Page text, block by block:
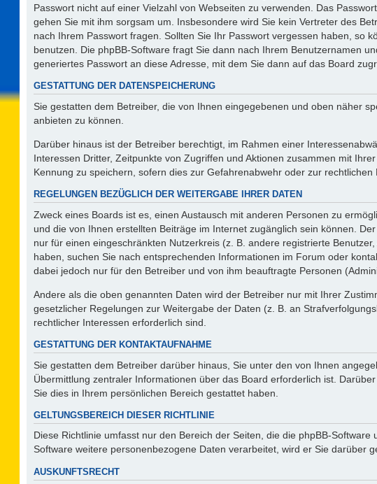
Passwort nicht auf einer Vielzahl von Webseiten zu verwenden. Das
gehen Sie mit ihm sorgsam um. Insbesondere wird Sie kein Vertreter des
nach Ihrem Passwort fragen. Sollten Sie Ihr Passwort vergessen haben, so
benutzen. Die phpBB-Software fragt Sie dann nach Ihrem Benutzernamen
generiertes Passwort an diese Adresse, mit dem Sie dann auf das Board
GESTATTUNG DER DATENSPEICHERUNG
Sie gestatten dem Betreiber, die von Ihnen eingegebenen und oben näher
anbieten zu können.
Darüber hinaus ist der Betreiber berechtigt, im Rahmen einer
Interessen Dritter, Zeitpunkte von Zugriffen und Aktionen zusammen mit
Kennung zu speichern, sofern dies zur Gefahrenabwehr oder zur rechtlichen
REGELUNGEN BEZÜGLICH DER WEITERGABE IHRER DATEN
Zweck eines Boards ist es, einen Austausch mit anderen Personen zu
und die von Ihnen erstellten Beiträge im Internet zugänglich sein können.
nur für einen eingeschränkten Nutzerkreis (z. B. andere registrierte
haben, suchen Sie nach entsprechenden Informationen im Forum oder
dabei jedoch nur für den Betreiber und von ihm beauftragte Personen
Andere als die oben genannten Daten wird der Betreiber nur mit Ihrer
gesetzlicher Regelungen zur Weitergabe der Daten (z. B. an
rechtlicher Interessen erforderlich sind.
GESTATTUNG DER KONTAKTAUFNAHME
Sie gestatten dem Betreiber darüber hinaus, Sie unter den von Ihnen
Übermittlung zentraler Informationen über das Board erforderlich ist.
Sie dies in Ihrem persönlichen Bereich gestattet haben.
GELTUNGSBEREICH DIESER RICHTLINIE
Diese Richtlinie umfasst nur den Bereich der Seiten, die die phpBB-
Software weitere personenbezogene Daten verarbeitet, wird er Sie darüber
AUSKUNFTSRECHT